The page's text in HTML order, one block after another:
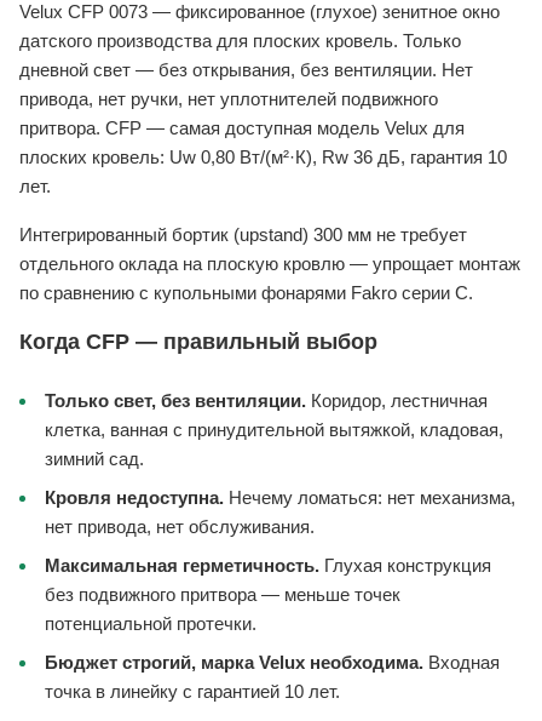
Velux CFP 0073 — фиксированное (глухое) зенитное окно
датского производства для плоских кровель. Только
дневной свет — без открывания, без вентиляции. Нет
привода, нет ручки, нет уплотнителей подвижного
притвора. CFP — самая доступная модель Velux для
плоских кровель: Uw 0,80 Вт/(м²·К), Rw 36 дБ, гарантия 10
лет.
Интегрированный бортик (upstand) 300 мм не требует
отдельного оклада на плоскую кровлю — упрощает монтаж
по сравнению с купольными фонарями Fakro серии C.
Когда CFP — правильный выбор
Только свет, без вентиляции. Коридор, лестничная
клетка, ванная с принудительной вытяжкой, кладовая,
зимний сад.
Кровля недоступна. Нечему ломаться: нет механизма,
нет привода, нет обслуживания.
Максимальная герметичность. Глухая конструкция
без подвижного притвора — меньше точек
потенциальной протечки.
Бюджет строгий, марка Velux необходима. Входная
точка в линейку с гарантией 10 лет.